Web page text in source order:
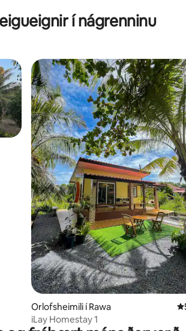
í nágrenninu
Orlofsheimili í Rawa 5
iLay Homestay 1